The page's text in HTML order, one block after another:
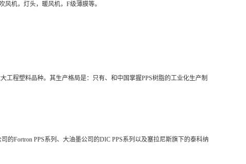
机，灯头，暖风机，F级薄膜等。
程塑料品种。其生产格局是：只有、和中国掌握PPS树脂的工业化生产制
的Fortron PPS系列、大油墨公司的DIC PPS系列以及塞拉尼斯旗下的泰科纳